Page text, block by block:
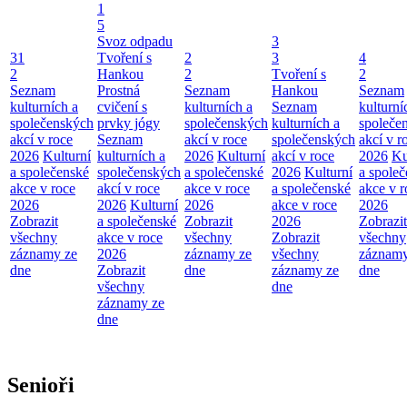
31
2
Seznam
kulturních a
společenských
akcí v roce
2026 Kulturní
a společenské
akce v roce
2026
Zobrazit
všechny
záznamy ze
dne
1
5
Svoz odpadu
Tvoření s
Hankou
Prostná
cvičení s
prvky jógy
Seznam
kulturních a
společenských
akcí v roce
2026 Kulturní
a společenské
akce v roce
2026
Zobrazit
všechny
záznamy ze
dne
2
2
Seznam
kulturních a
společenských
akcí v roce
2026 Kulturní
a společenské
akce v roce
2026
Zobrazit
všechny
záznamy ze
dne
3
3
Tvoření s
Hankou
Seznam
kulturních a
společenských
akcí v roce
2026 Kulturní
a společenské
akce v roce
2026
Zobrazit
všechny
záznamy ze
dne
4
2
Seznam
akcí v
2026
a
akce v
2026
Zobrazit
všechny
dne
Senioři